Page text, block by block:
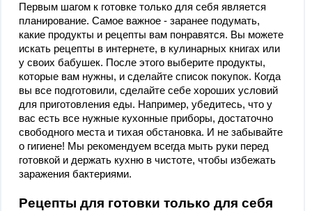
Первым шагом к готовке только для себя является
планирование. Самое важное - заранее подумать,
какие продукты и рецепты вам понравятся. Вы можете
искать рецепты в интернете, в кулинарных книгах или
у своих бабушек. После этого выберите продукты,
которые вам нужны, и сделайте список покупок. Когда
вы все подготовили, сделайте себе хороших условий
для приготовления еды. Например, убедитесь, что у
вас есть все нужные кухонные приборы, достаточно
свободного места и тихая обстановка. И не забывайте
о гигиене! Мы рекомендуем всегда мыть руки перед
готовкой и держать кухню в чистоте, чтобы избежать
заражения бактериями.
Рецепты для готовки только для себя